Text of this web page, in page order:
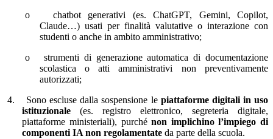
o
chatbot generativi (es. ChatGPT, Gemini, Copilot,
Claude…) usati per finalità valutative o interazione con
studenti o anche in ambito amministrativo;
o
strumenti di generazione automatica di documentazione
scolastica o atti amministrativi non preventivamente
autorizzati;
4.
Sono escluse dalla sospensione le piattaforme digitali in uso
istituzionale (es. registro elettronico, segreteria digitale,
piattaforme ministeriali), purchénon implichino l’impiego di
componenti IA non regolamentate da parte della scuola.